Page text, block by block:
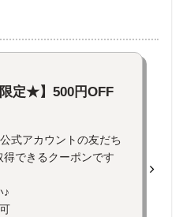
定★】500円OFF
式アカウントの友だち
できるクーポンです
♪